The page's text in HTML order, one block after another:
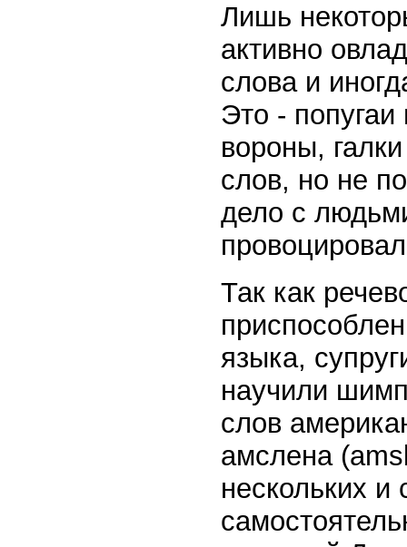
Лишь
активно
слова и
Это -
вороны,
слов, но не
дело с
Так как
языка,
научили
слов
амслена
нескольких